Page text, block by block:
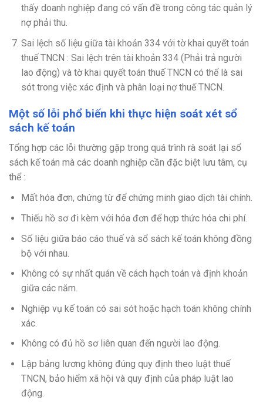
thấy doanh nghiệp đang có vấn đề trong công tác quản lý
nợ phải thu.
Sai lệch số liệu giữa tài khoản 334 với tờ khai quyết toán
thuế TNCN : Sai lệch trên tài khoản 334 (Phải trả người
lao động) và tờ khai quyết toán thuế TNCN có thể là sai
sót trong việc xác định và phân loại nợ thuế TNCN.
Một số lỗi phổ biến khi thực hiện soát xét sổ
sách kế toán
Tổng hợp các lỗi thường gặp trong quá trình rà soát lại sổ
sách kế toán mà các doanh nghiệp cần đặc biệt lưu tâm, cụ
thể :
Mất hóa đơn, chứng từ để chứng minh giao dịch tài chính.
Thiếu hồ sơ đi kèm với hóa đơn để hợp thức hóa chi phí.
Số liệu giữa báo cáo thuế và sổ sách kế toán không đồng
bộ với nhau.
Không có sự nhất quán về cách hạch toán và định khoản
giữa các năm.
Nghiệp vụ kế toán có sai sót hoặc hạch toán không chính
xác.
Không có đủ hồ sơ liên quan đến người lao động.
Lập bảng lương không đúng quy định theo luật thuế
TNCN, bảo hiểm xã hội và quy định của pháp luật lao
động.